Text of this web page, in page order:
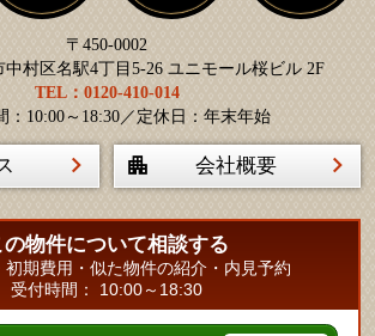
〒450-0002
村区名駅4丁目5-26 ユニモール桜ビル 2F
TEL：0120-410-014
：10:00～18:30／定休日：年末年始
会社概要
の物件について相談する
初期費用・似た物件の紹介・内見予約
受付時間： 10:00～18:30